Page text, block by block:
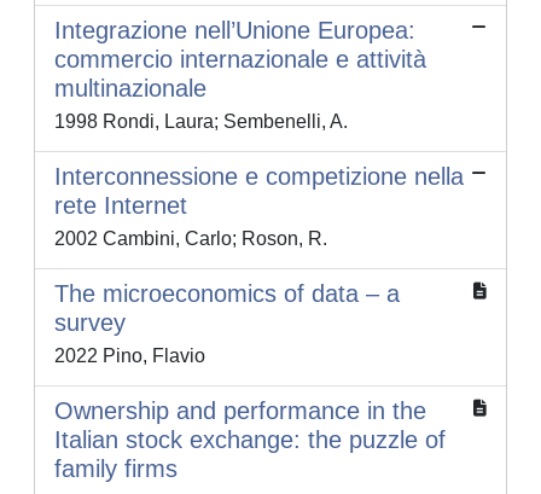
Integrazione nell’Unione Europea:
commercio internazionale e attività
multinazionale
1998 Rondi, Laura; Sembenelli, A.
Interconnessione e competizione nella
rete Internet
2002 Cambini, Carlo; Roson, R.
The microeconomics of data – a
survey
2022 Pino, Flavio
Ownership and performance in the
Italian stock exchange: the puzzle of
family firms